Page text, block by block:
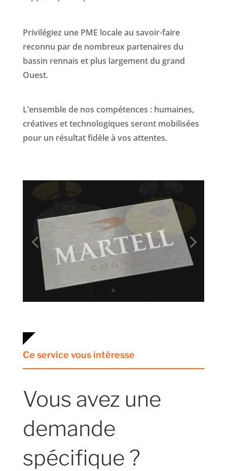
Privilégiez une PME locale au savoir-faire
reconnu par de nombreux partenaires du
bassin rennais et plus largement du grand
Ouest.
L’ensemble de nos compétences : humaines,
créatives et technologiques seront mobilisées
pour un résultat fidèle à vos attentes.
Ce service vous intéresse
Vous avez une
demande
spécifique ?